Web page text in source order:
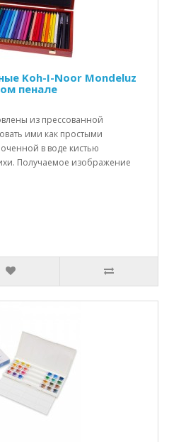
Koh-I-Noor Mondeluz
пенале
из прессованной
ими как простыми
в воде кистью
Получаемое изображение